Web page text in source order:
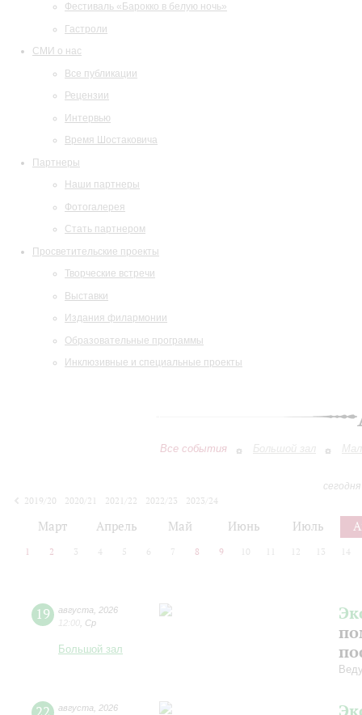
Фестиваль «Барокко в белую ночь»
Гастроли
СМИ о нас
Все публикации
Рецензии
Интервью
Время Шостаковича
Партнеры
Наши партнеры
Фотогалерея
Стать партнером
Просветительские проекты
Творческие встречи
Выставки
Издания филармонии
Образовательные программы
Инклюзивные и специальные проекты
Все события Большой зал
2019/20
2020/21 2021/22 2022/23
2023/24
Март Апрель Май Июнь Июль
1 2 3 4 5 6 7 8 9 10 12 13 14
19 августа
2026
12:00 Ср
Большой зал
августа
2026